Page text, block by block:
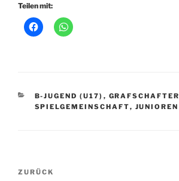
Teilen mit:
KATEGORIEN
B-JUGEND (U17) , GRAFSCHAFTER
SPIELGEMEINSCHAFT, JUNIOREN
Beitragsnavigation
Vorheriger
ZURÜCK